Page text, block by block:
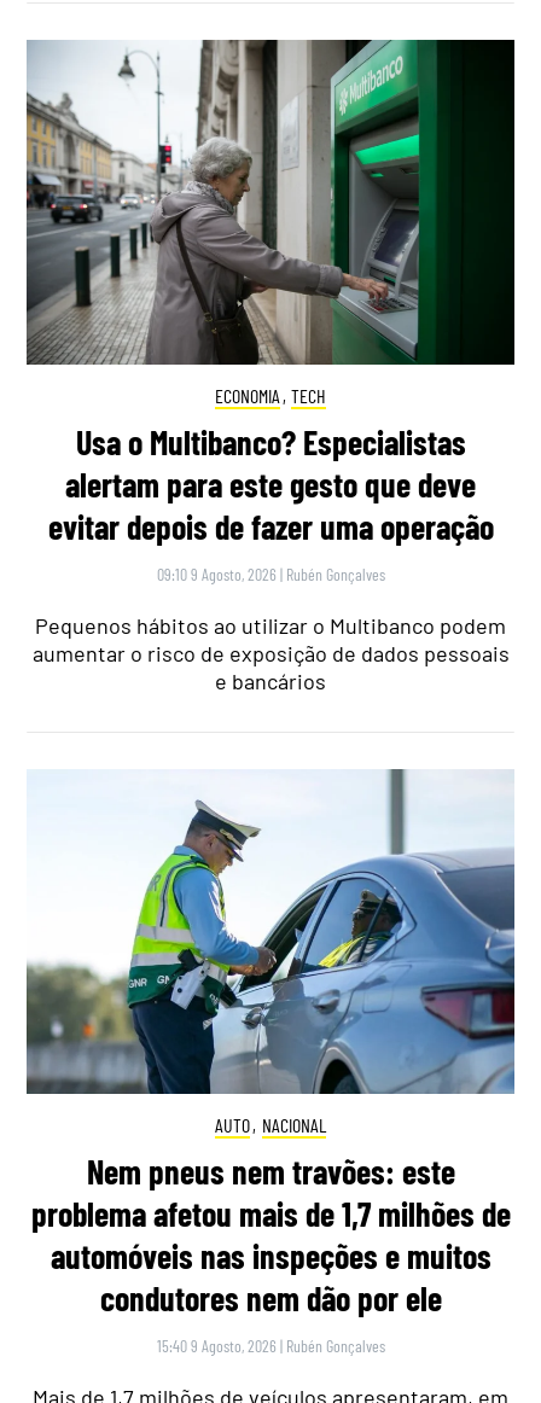
ECONOMIA , TECH
Usa o Multibanco? Especialistas
alertam para este gesto que deve
evitar depois de fazer uma operação
09:10 9 Agosto, 2026 | Rubén Gonçalves
Pequenos hábitos ao utilizar o Multibanco podem
aumentar o risco de exposição de dados pessoais
e bancários
AUTO, NACIONAL
Nem pneus nem travões: este
problema afetou mais de 1,7 milhões de
automóveis nas inspeções e muitos
condutores nem dão por ele
15:40 9 Agosto, 2026 | Rubén Gonçalves
Mais de 1,7 milhões de veículos apresentaram, em